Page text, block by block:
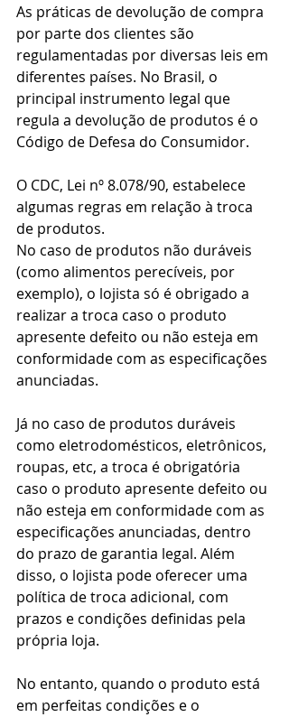
As práticas de devolução de compra
por parte dos clientes são
regulamentadas por diversas leis em
diferentes países. No Brasil, o
principal instrumento legal que
regula a devolução de produtos é o
Código de Defesa do Consumidor.
O CDC, Lei nº 8.078/90, estabelece
algumas regras em relação à troca
de produtos.
No caso de produtos não duráveis
(como alimentos perecíveis, por
exemplo), o lojista só é obrigado a
realizar a troca caso o produto
apresente defeito ou não esteja em
conformidade com as especificações
anunciadas.
Já no caso de produtos duráveis
como eletrodomésticos, eletrônicos,
roupas, etc, a troca é obrigatória
caso o produto apresente defeito ou
não esteja em conformidade com as
especificações anunciadas, dentro
do prazo de garantia legal. Além
disso, o lojista pode oferecer uma
política de troca adicional, com
prazos e condições definidas pela
própria loja.
No entanto, quando o produto está
em perfeitas condições e o